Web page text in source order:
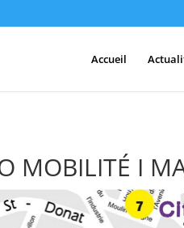
Accueil
MOBILITÉ I